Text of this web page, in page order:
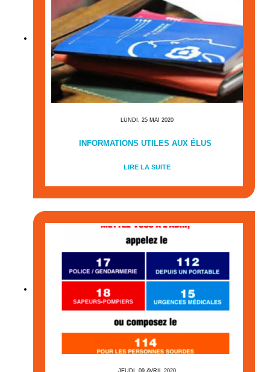
LUNDI, 25 MAI 2020
INFORMATIONS UTILES AUX ÉLUS
LIRE LA SUITE
JEUDI, 09 AVRIL 2020